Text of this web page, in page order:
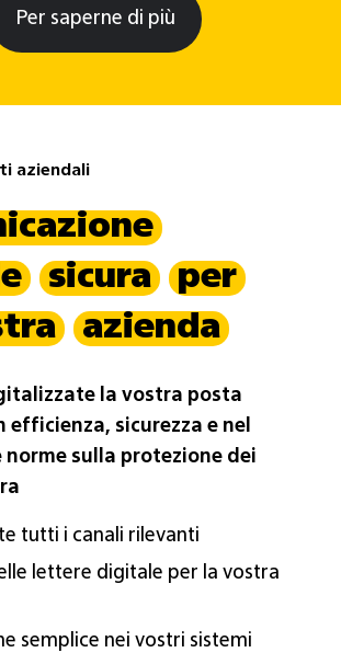
Per saperne di più
aziendali
sicura
per
azienda
la vostra posta
efficienza, sicurezza e nel
sulla protezione dei
tutti i canali rilevanti
lettere digitale per la vostra
semplice nei vostri sistemi